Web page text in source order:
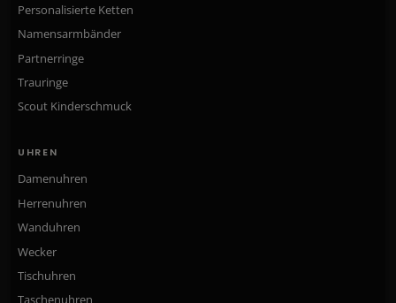
Personalisierte Ketten
Namensarmbänder
Partnerringe
Trauringe
Scout Kinderschmuck
UHREN
Damenuhren
Herrenuhren
Wanduhren
Wecker
Tischuhren
Taschenuhren